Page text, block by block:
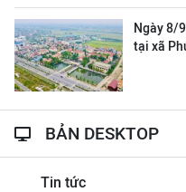
Ngày 8/
tại xã
BẢN DESKTOP
Tin tức